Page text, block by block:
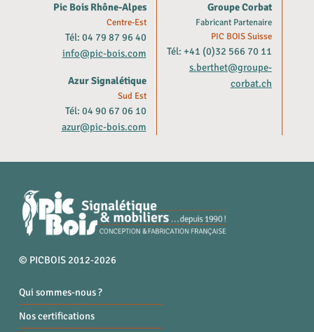
Pic Bois Rhône-Alpes
Centre-Est
Tél: 04 79 87 96 40
info@pic-bois.com
Azur Signalétique
Sud Est
Tél: 04 90 67 06 10
azur@pic-bois.com
Groupe Corbat
Fabricant Partenaire
PIC BOIS Suisse
Tél: +41 (0)32 566 70 11
s.berthet@groupe-
corbat.ch
© PICBOIS 2012-2026
Qui sommes-nous ?
Nos certifications